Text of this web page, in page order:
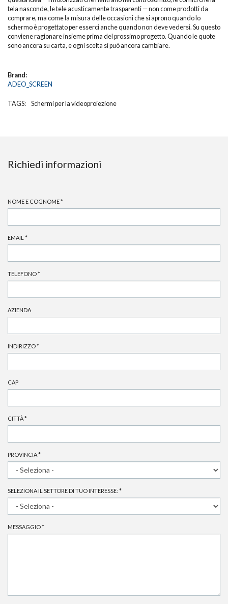
tela nasconde, le tele acusticamente trasparenti — non come prodotti da
comprare, ma come la misura delle occasioni che si aprono quando lo
schermo è progettato per esserci anche quando non deve vedersi. Su questo
conviene ragionare insieme prima del prossimo progetto. Quando le quote
sono ancora su carta, e ogni scelta si può ancora cambiare.
Brand:
ADEO_SCREEN
TAGS: Schermi per la videoproiezione
Richiedi informazioni
NOME E COGNOME*
EMAIL *
TELEFONO*
AZIENDA
INDIRIZZO*
CAP
CITTÀ*
PROVINCIA*
SELEZIONA IL SETTORE DI TUO INTERESSE: *
MESSAGGIO*